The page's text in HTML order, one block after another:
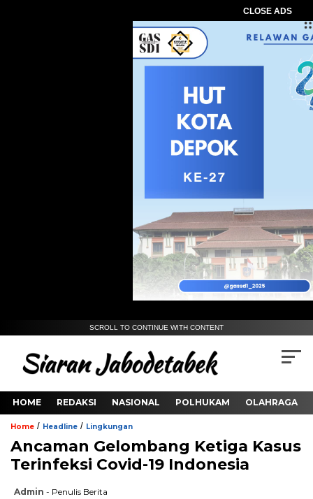
CLOSE ADS
SCROLL TO CONTINUE WITH CONTENT
HOME REDAKSI NASIONAL POLHUKAM OLAHRAGA
Home / Headline / Lingkungan
Ancaman Gelombang Ketiga Kasus
Terinfeksi Covid-19 Indonesia
Admin - Penulis Berita